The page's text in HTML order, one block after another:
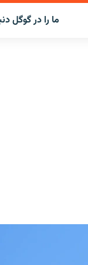
ما را در گوگل